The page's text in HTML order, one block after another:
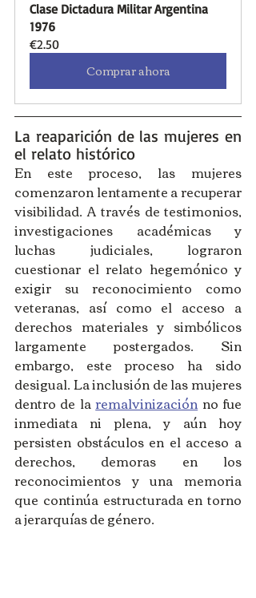
Clase Dictadura Militar Argentina
1976
€2.50
Comprar ahora
La reaparición de las mujeres en
el relato histórico
En este proceso, las mujeres
comenzaron lentamente a recuperar
visibilidad. A través de testimonios,
investigaciones académicas y
luchas judiciales, lograron
cuestionar el relato hegemónico y
exigir su reconocimiento como
veteranas, así como el acceso a
derechos materiales y simbólicos
largamente postergados. Sin
embargo, este proceso ha sido
desigual. La inclusión de las mujeres
dentro de la remalvinización no fue
inmediata ni plena, y aún hoy
persisten obstáculos en el acceso a
derechos, demoras en los
reconocimientos y una memoria
que continúa estructurada en torno
a jerarquías de género.